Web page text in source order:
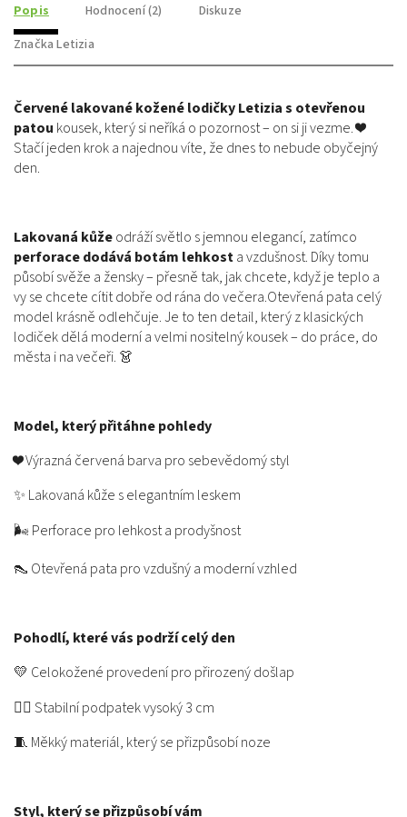
Popis Hodnocení (2)
Diskuze
Značka Letizia
Červené lakované kožené lodičky Letizia s otevřenou
patou kousek, který si neříká o pozornost – on si ji vezme. ❤️
Stačí jeden krok a najednou víte, že dnes to nebude obyčejný
den.
Lakovaná kůžeodráží světlo s jemnou elegancí, zatímco
perforace dodává botám lehkosta vzdušnost. Díky tomu
působí svěže a žensky – přesně tak, jak chcete, když je teplo a
vy se chcete cítit dobře od rána do večera.Otevřená pata celý
model krásně odlehčuje. Je to ten detail, který z klasických
lodiček dělá moderní a velmi nositelný kousek – do práce, do
města i na večeři. 👗
Model, který přitáhne pohledy
❤️ Výrazná červená barva pro sebevědomý styl
✨ Lakovaná kůže s elegantním leskem
🌬️ Perforace pro lehkost a prodyšnost
👠 Otevřená pata pro vzdušný a moderní vzhled
Pohodlí, které vás podrží celý den
💛 Celokožené provedení pro přirozený došlap
🚶‍♀️ Stabilní podpatek vysoký 3 cm
🧵 Měkký materiál, který se přizpůsobí noze
Styl, který se přizpůsobí vám